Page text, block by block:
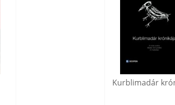
Kurblimadár